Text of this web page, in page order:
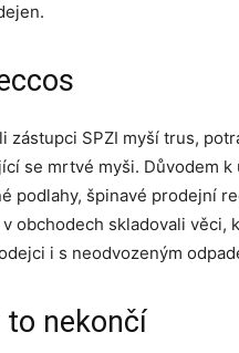
SPZI myší trus,
se mrtvé myši. Důvodem k
podlahy, špinavé prodejní
obchodech skladovali věci,
i s neodvozeným
to nekončí